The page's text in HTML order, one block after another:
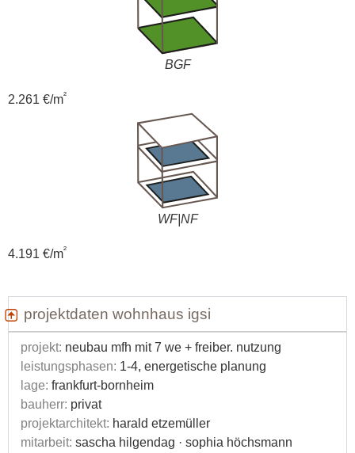
BGF
2.261 €/m²
WF|NF
4.191 €/m²
projektdaten wohnhaus igsi
projekt: neubau mfh mit 7 we + freiber. nutzung
leistungsphasen: 1-4, energetische planung
lage: frankfurt-bornheim
bauherr: privat
projektarchitekt: harald etzemüller
mitarbeit: sascha hilgendag · sophia höchsmann